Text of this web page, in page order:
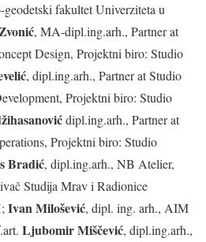
fakultet Univerziteta u
, MA-dipl.ing.arh., Partner at
Design, Projektni biro: Studio
, dipl.ing.arh., Partner at Studio
Projektni biro: Studio
dipl.ing.arh., Partner at
Projektni biro: Studio
Bradić, dipl.ing.arh., NB Atelier,
Studija Mrav i Radionice
Ivan Milošević, dipl. ing. arh., AIM
Ljubomir Miščević, dipl.ing.arh.,